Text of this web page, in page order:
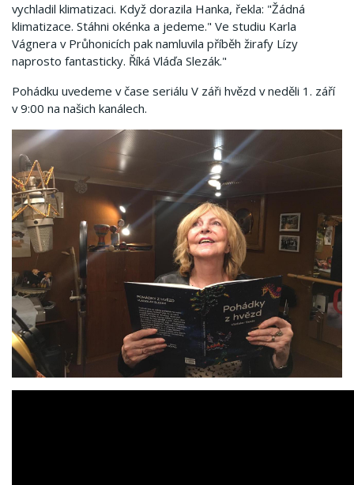
vychladil klimatizaci. Když dorazila Hanka, řekla: "Žádná
klimatizace. Stáhni okénka a jedeme." Ve studiu Karla
Vágnera v Průhonicích pak namluvila příběh žirafy Lízy
naprosto fantasticky. Říká Vláďa Slezák."
Pohádku uvedeme v čase seriálu V záři hvězd v neděli 1. září
v 9:00 na našich kanálech.